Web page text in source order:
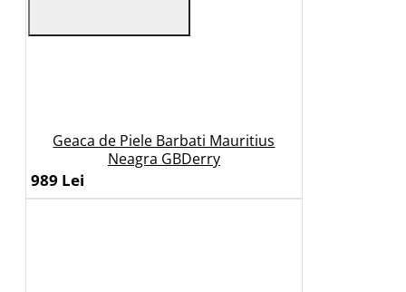
Geaca de Piele Barbati Mauritius
Neagra GBDerry
989 Lei